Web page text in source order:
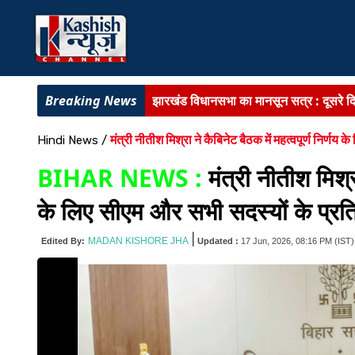
झारखंड विधानसभा का मानसून सत्र :दूसरे
BIG BREAKING :बिहार के 11 डीआईजी
BIHAR NEWS :प्रमंडलीय आयुक्त ने
BIHAR NEWS :
अत्याधुनिक चिकित्सा
राजद में संगठनात्मक सर्जरी :
सभी इकाइयां
Hindi News / मंत्री नीतीश मिश्रा ने कैबिनेट बैठक में महत्वपूर्ण निर्णय
BIHAR NEWS :मंत्री नीतीश
के लिए सीएम और सभी सदस्यों के
Edited By: MADAN KISHORE JHA Updated : 17 Jun, 2026, 08:16 PM (IST)